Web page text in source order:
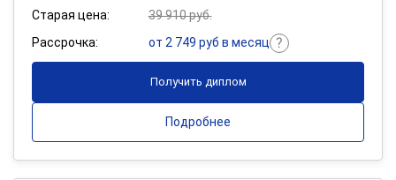
Старая цена:
39 910 руб.
Рассрочка:
от 2 749 руб в месяц
Получить диплом
Подробнее